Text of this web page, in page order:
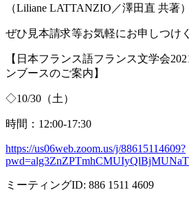
（Liliane LATTANZIO ／澤田直 共著
ぜひ見本請求等お気軽にお申しつけ
【日本フランス語フランス文学会
ンブースのご案内】
◇10/30 （土）
時間： 12:00-17:30
https://us06web.zoom.us/j/88615114609?
ミーティングID: 886 1511 4609